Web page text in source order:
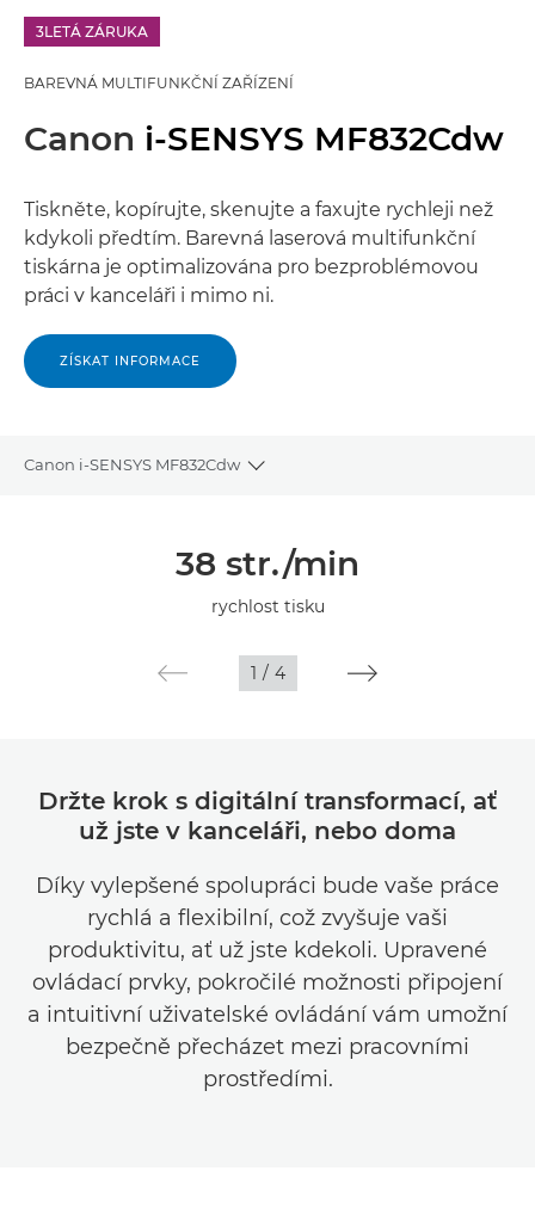
3LETÁ ZÁRUKA
BAREVNÁ MULTIFUNKČNÍ ZAŘÍZENÍ
Canon i-SENSYS MF832Cdw
Tiskněte, kopírujte, skenujte a faxujte rychleji než
kdykoli předtím. Barevná laserová multifunkční
tiskárna je optimalizována pro bezproblémovou
práci v kanceláři i mimo ni.
ZÍSKAT INFORMACE
Canon i-SENSYS MF832Cdw
Toggle breadcrumbs
38 str./min
rychlost tisku
1 / 4
Držte krok s digitální transformací, ať
už jste v kanceláři, nebo doma
Díky vylepšené spolupráci bude vaše práce
rychlá a flexibilní, což zvyšuje vaši
produktivitu, ať už jste kdekoli. Upravené
ovládací prvky, pokročilé možnosti připojení
a intuitivní uživatelské ovládání vám umožní
bezpečně přecházet mezi pracovními
prostředími.